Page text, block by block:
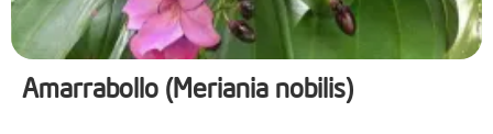
Amarrabollo (Meriania nobilis)